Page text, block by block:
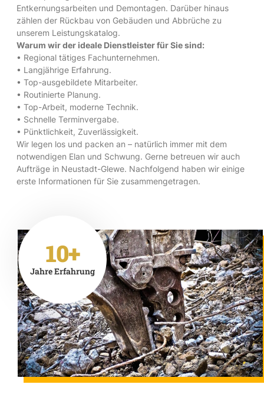
Entkernungsarbeiten und Demontagen. Darüber hinaus
zählen der Rückbau von Gebäuden und Abbrüche zu
unserem Leistungskatalog.
Warum wir der ideale Dienstleister für Sie sind:
• Regional tätiges Fachunternehmen.
• Langjährige Erfahrung.
• Top-ausgebildete Mitarbeiter.
• Routinierte Planung.
• Top-Arbeit, moderne Technik.
• Schnelle Terminvergabe.
• Pünktlichkeit, Zuverlässigkeit.
Wir legen los und packen an – natürlich immer mit dem
notwendigen Elan und Schwung. Gerne betreuen wir auch
Aufträge in Neustadt-Glewe. Nachfolgend haben wir einige
erste Informationen für Sie zusammengetragen.
10+
Jahre Erfahrung